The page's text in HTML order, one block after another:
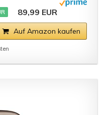
89,99 EUR
Auf Amazon kaufen